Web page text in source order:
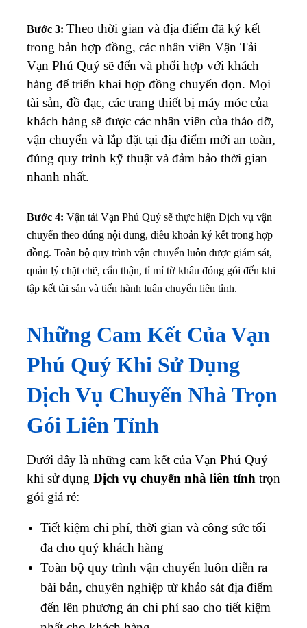
Bước 3: Theo thời gian và địa điểm đã ký kết
trong bản hợp đồng, các nhân viên Vận Tải
Vạn Phú Quý sẽ đến và phối hợp với khách
hàng để triển khai hợp đồng chuyển dọn. Mọi
tài sản, đồ đạc, các trang thiết bị máy móc của
khách hàng sẽ được các nhân viên của tháo dỡ,
vận chuyển và lắp đặt tại địa điểm mới an toàn,
đúng quy trình kỹ thuật và đảm bảo thời gian
nhanh nhất.
Bước 4: Vận tải Vạn Phú Quý sẽ thực hiện Dịch vụ vận
chuyển theo đúng nội dung, điều khoản ký kết trong hợp
đồng. Toàn bộ quy trình vận chuyển luôn được giám sát,
quản lý chặt chẽ, cẩn thận, tỉ mỉ từ khâu đóng gói đến khi
tập kết tài sản và tiến hành luân chuyển liên tỉnh.
Những Cam Kết Của Vạn
Phú Quý Khi Sử Dụng
Dịch Vụ Chuyển Nhà Trọn
Gói Liên Tỉnh
Dưới đây là những cam kết của Vạn Phú Quý
khi sử dụng Dịch vụ chuyển nhà liên tỉnh trọn
gói giá rẻ:
Tiết kiệm chi phí, thời gian và công sức tối
đa cho quý khách hàng
Toàn bộ quy trình vận chuyển luôn diễn ra
bài bản, chuyên nghiệp từ khảo sát địa điểm
đến lên phương án chi phí sao cho tiết kiệm